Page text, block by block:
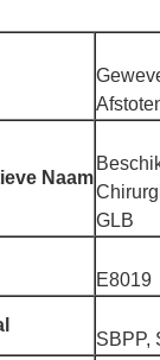
Naam
GLB
E8019
SBPP,